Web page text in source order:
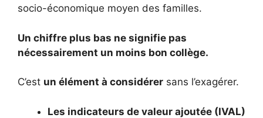
socio-économique moyen des familles.
Un chiffre plus bas ne signifie pas
nécessairement un moins bon collège.
C’est un élément à considérer sans l’exagérer.
Les indicateurs de valeur ajoutée (IVAL)